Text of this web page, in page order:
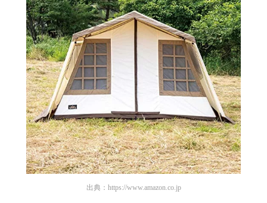
出典： https://www.amazon.co.jp